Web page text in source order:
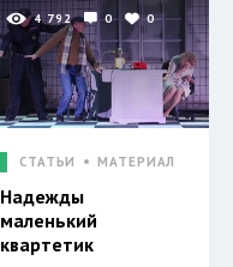
4 792 0 0
СТАТЬИ МАТЕРИАЛ
Надежды
маленький
квартетик